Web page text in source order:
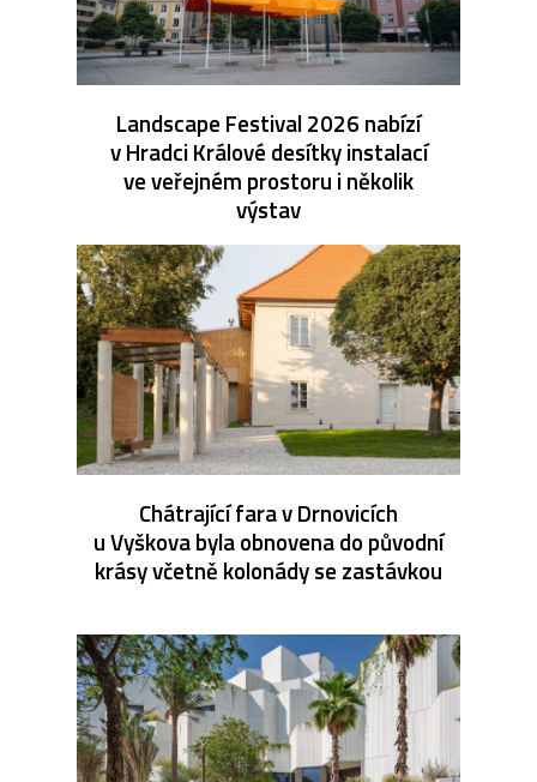
Landscape Festival 2026 nabízí
v Hradci Králové desítky instalací
ve veřejném prostoru i několik
výstav
Chátrající fara v Drnovicích
u Vyškova byla obnovena do původní
krásy včetně kolonády se zastávkou